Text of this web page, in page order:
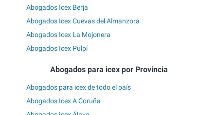
Abogados Icex Berja
Abogados Icex Cuevas del Almanzora
Abogados Icex La Mojonera
Abogados Icex Pulpí
Abogados para icex por Provincia
Abogados para icex de todo el país
Abogados Icex A Coruña